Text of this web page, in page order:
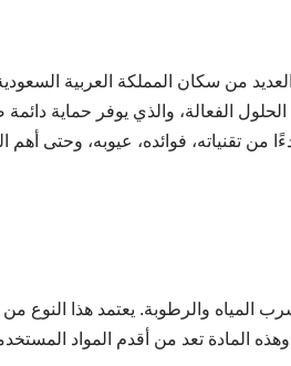
من سكان المملكة العربية
الحلول الفعالة، والذي يوفر حماية
من تقنياته، فوائده، عيوبه، وحتى أهم
المياه والرطوبة. يعتمد هذا النوع
المادة تعد من أقدم المواد